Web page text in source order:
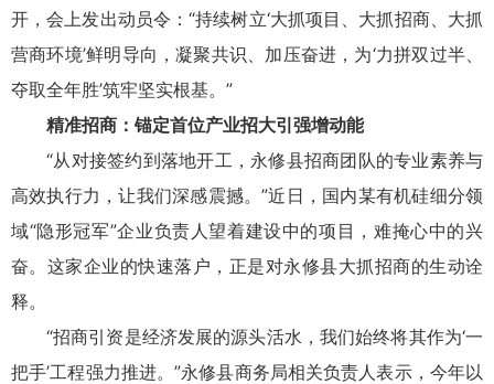
开，会上发出动员令：“持续树立‘大抓项目、大抓招商、大抓
营商环境’鲜明导向，凝聚共识、加压奋进，为‘力拼双过半、
夺取全年胜’筑牢坚实根基。”
精准招商：锚定首位产业招大引强增动能
“从对接签约到落地开工，永修县招商团队的专业素养与
高效执行力，让我们深感震撼。”近日，国内某有机硅细分领
域“隐形冠军”企业负责人望着建设中的项目，难掩心中的兴
奋。这家企业的快速落户，正是对永修县大抓招商的生动诠
释。
“招商引资是经济发展的源头活水，我们始终将其作为‘一
把手’工程强力推进。”永修县商务局相关负责人表示，今年以